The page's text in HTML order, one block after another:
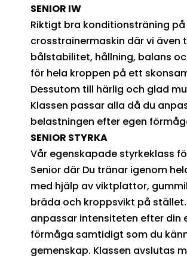
SENIOR IW
Riktigt bra konditionsträning på
crosstrainermaskin där vi även
bålstabilitet, hållning, balans
för hela kroppen på ett
Dessutom till härlig och glad
Klassen passar alla då du
belastningen efter egen
SENIOR STYRKA
Vår egenskapade styrkeklass
Senior där Du tränar igenom
med hjälp av viktplattor,
bräda och kroppsvikt på stället.
anpassar intensiteten efter din
förmåga samtidigt som du
gemenskap. Klassen avslutas